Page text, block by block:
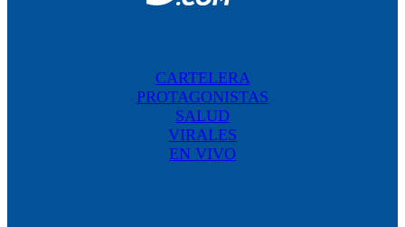
CARTELERA
PROTAGONISTAS
SALUD
VIRALES
EN VIVO